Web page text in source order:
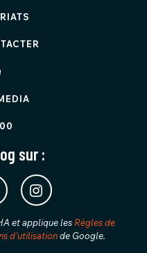
sur :
et applique les Règles de
d'utilisationde Google.